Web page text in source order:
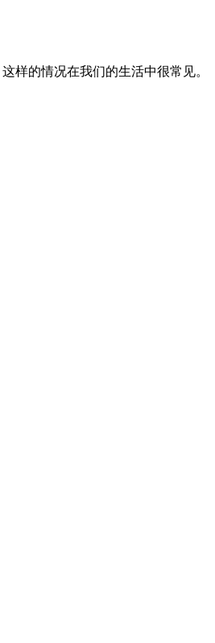
样的情况在我们的生活中很常见。